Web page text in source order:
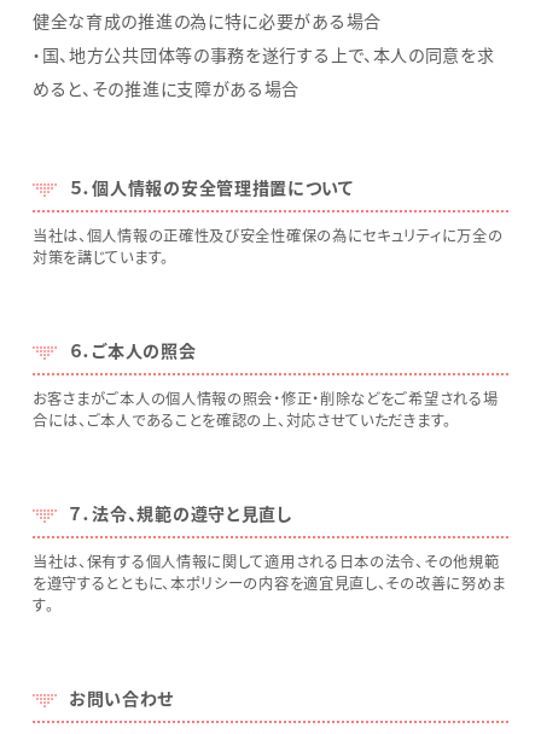
健全な育成の推進の為に特に必要がある場合
・国、地方公共団体等の事務を遂行する上で、本人の同意を求
めると、その推進に支障がある場合
５．個人情報の安全管理措置について
当社は、個人情報の正確性及び安全性確保の為にセキュリティに万全の
対策を講じています。
６．ご本人の照会
お客さまがご本人の個人情報の照会・修正・削除などをご希望される場
合には、ご本人であることを確認の上、対応させていただきます。
７．法令、規範の遵守と見直し
当社は、保有する個人情報に関して適用される日本の法令、その他規範
を遵守するとともに、本ポリシーの内容を適宜見直し、その改善に努めま
す。
お問い合わせ